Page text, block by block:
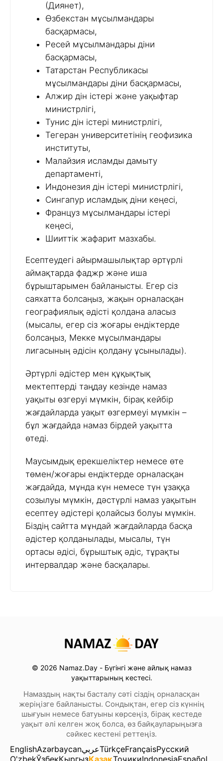
(Диянет),
Өзбекстан мұсылмандары
басқармасы,
Ресей мұсылмандары діни
басқармасы,
Татарстан Республикасы
мұсылмандары діни басқармасы,
Алжир дін істері және уақыфтар
министрлігі,
Тунис дін істері министрлігі,
Тегеран университетінің геофизика
институты,
Малайзия исламды дамыту
департаменті,
Индонезия дін істері министрлігі,
Сингапур исламдық діни кеңесі,
Француз мұсылмандары істері
кеңесі,
Шииттік жафарит мазхабы.
Есептеудегі айырмашылықтар әртүрлі
аймақтарда фаджр және иша
бұрыштарымен байланысты. Егер сіз
саяхатта болсаңыз, жақын орналасқан
географиялық әдісті қолдана аласыз
(мысалы, егер сіз жоғары ендіктерде
болсаңыз, Мекке мұсылмандары
лигасының әдісін қолдану ұсынылады).
Әртүрлі әдістер мен құқықтық
мектептерді таңдау кезінде намаз
уақыты өзгеруі мүмкін, бірақ кейбір
жағдайларда уақыт өзгермеуі мүмкін –
бұл жағдайда намаз бірдей уақытта
өтеді.
Маусымдық ерекшеліктер немесе өте
төмен/жоғары ендіктерде орналасқан
жағдайда, мұнда күн немесе түн ұзаққа
созылуы мүмкін, дәстүрлі намаз уақытын
есептеу әдістері қолайсыз болуы мүмкін.
Біздің сайтта мұндай жағдайларда басқа
әдістер қолданылады, мысалы, түн
ортасы әдісі, бұрыштық әдіс, тұрақты
интервалдар және басқалары.
© 2026 Namaz.Day - Бүгінгі және айлық намаз
уақыттарының кестесі.
Намаздың нақты басталу сәті сіздің орналасқан
жеріңізге байланысты. Сондықтан, егер сіз күннің
шығуын немесе батуыны көрсеңіз, бірақ кестеде
уақыт әлі келген жоқ болса, өз байқауларыңызға
сәйкес кестені реттеңіз.
EnglishAzərbaycanعربيTürkçeFrançaisРусский